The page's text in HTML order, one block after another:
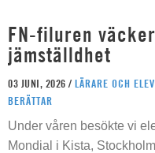
FN-filuren
jämställdhet
03 JUNI, 2026 / LÄRARE OCH
BERÄTTAR
Under våren besökte vi
Mondial i Kista,